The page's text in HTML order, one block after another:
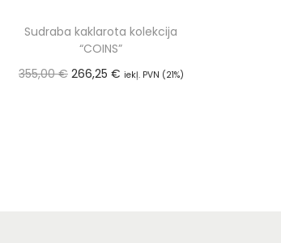
Sudraba kaklarota kolekcija
“COINS”
355,00€ 266,25 € iekļ. PVN (21%)